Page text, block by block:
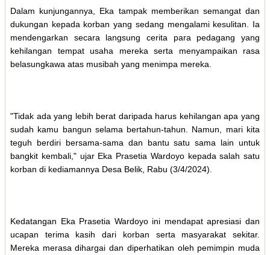
Dalam kunjungannya, Eka tampak memberikan semangat dan
dukungan kepada korban yang sedang mengalami kesulitan. Ia
mendengarkan secara langsung cerita para pedagang yang
kehilangan tempat usaha mereka serta menyampaikan rasa
belasungkawa atas musibah yang menimpa mereka.
"Tidak ada yang lebih berat daripada harus kehilangan apa yang
sudah kamu bangun selama bertahun-tahun. Namun, mari kita
teguh berdiri bersama-sama dan bantu satu sama lain untuk
bangkit kembali," ujar Eka Prasetia Wardoyo kepada salah satu
korban di kediamannya Desa Belik, Rabu (3/4/2024).
Kedatangan Eka Prasetia Wardoyo ini mendapat apresiasi dan
ucapan terima kasih dari korban serta masyarakat sekitar.
Mereka merasa dihargai dan diperhatikan oleh pemimpin muda